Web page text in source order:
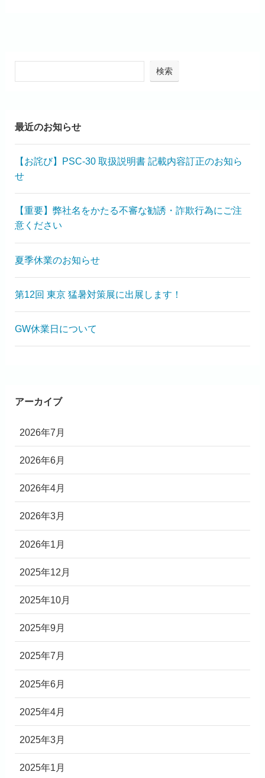
検索
最近のお知らせ
【お詫び】PSC-30 取扱説明書 記載内容訂正のお知ら
せ
【重要】弊社名をかたる不審な勧誘・詐欺行為にご注
意ください
夏季休業のお知らせ
第12回 東京 猛暑対策展に出展します！
GW休業日について
アーカイブ
2026年7月
2026年6月
2026年4月
2026年3月
2026年1月
2025年12月
2025年10月
2025年9月
2025年7月
2025年6月
2025年4月
2025年3月
2025年1月